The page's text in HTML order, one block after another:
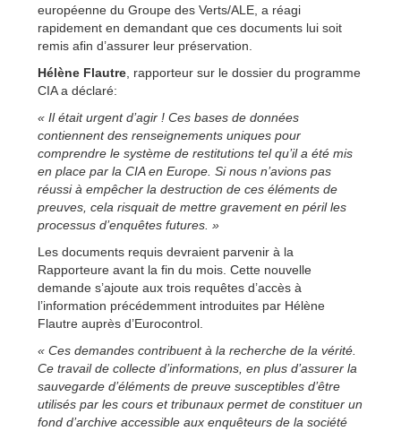
européenne du Groupe des Verts/ALE, a réagi
rapidement en demandant que ces documents lui soit
remis afin d’assurer leur préservation.
Hélène Flautre , rapporteur sur le dossier du programme
CIA a déclaré:
« Il était urgent d’agir ! Ces bases de données
contiennent des renseignements uniques pour
comprendre le système de restitutions tel qu’il a été mis
en place par la CIA en Europe. Si nous n’avions pas
réussi à empêcher la destruction de ces éléments de
preuves, cela risquait de mettre gravement en péril les
processus d’enquêtes futures. »
Les documents requis devraient parvenir à la
Rapporteure avant la fin du mois. Cette nouvelle
demande s’ajoute aux trois requêtes d’accès à
l’information précédemment introduites par Hélène
Flautre auprès d’Eurocontrol.
« Ces demandes contribuent à la recherche de la vérité.
Ce travail de collecte d’informations, en plus d’assurer la
sauvegarde d’éléments de preuve susceptibles d’être
utilisés par les cours et tribunaux permet de constituer un
fond d’archive accessible aux enquêteurs de la société